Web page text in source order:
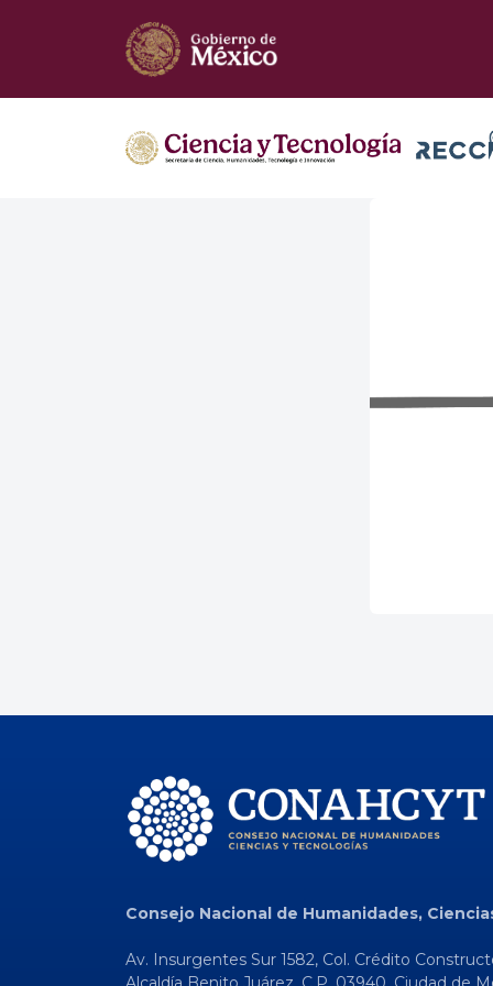
Consejo Nacional de Humanidades,
Av. Insurgentes Sur 1582, Col. Crédito